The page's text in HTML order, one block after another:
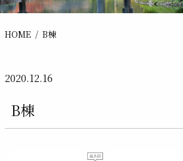
HOME B棟
2020.12.16
B棟